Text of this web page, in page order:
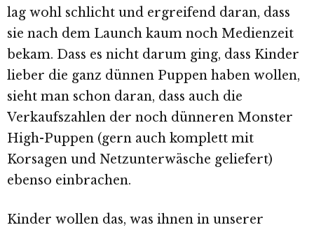
lag wohl schlicht und ergreifend daran, dass
sie nach dem Launch kaum noch Medienzeit
bekam. Dass es nicht darum ging, dass Kinder
lieber die ganz dünnen Puppen haben wollen,
sieht man schon daran, dass auch die
Verkaufszahlen der noch dünneren Monster
High-Puppen (gern auch komplett mit
Korsagen und Netzunterwäsche geliefert)
ebenso einbrachen.
Kinder wollen das, was ihnen in unserer